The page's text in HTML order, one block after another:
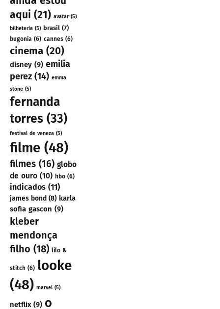
aqui (21) avatar(5)
bilheteria (5) brasil (7)
bugonia (6) cannes (6)
cinema (20)
disney (9) emilia
perez (14) emma
stone (5)
fernanda
torres (33)
festival de veneza (5)
filme (48)
filmes (16) globo
de ouro (10) hbo (6)
indicados (11)
james bond (8) karla
sofia gascon (9)
kleber
mendonça
filho (18) lilo &
stitch (6) looke
(48) marvel (5)
netflix(9) o